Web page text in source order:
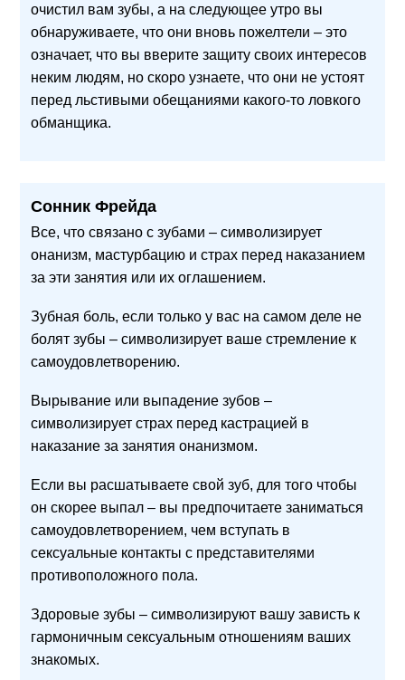
очистил вам зубы, а на следующее утро вы
обнаруживаете, что они вновь пожелтели – это
означает, что вы вверите защиту своих интересов
неким людям, но скоро узнаете, что они не устоят
перед льстивыми обещаниями какого-то ловкого
обманщика.
Сонник Фрейда
Все, что связано с зубами – символизирует
онанизм, мастурбацию и страх перед наказанием
за эти занятия или их оглашением.
Зубная боль, если только у вас на самом деле не
болят зубы – символизирует ваше стремление к
самоудовлетворению.
Вырывание или выпадение зубов –
символизирует страх перед кастрацией в
наказание за занятия онанизмом.
Если вы расшатываете свой зуб, для того чтобы
он скорее выпал – вы предпочитаете заниматься
самоудовлетворением, чем вступать в
сексуальные контакты с представителями
противоположного пола.
Здоровые зубы – символизируют вашу зависть к
гармоничным сексуальным отношениям ваших
знакомых.